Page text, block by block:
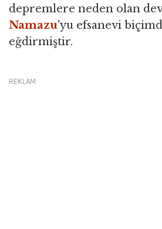
depremlere neden olan dev
Namazu'yu efsanevi
eğdirmiştir.
REKLAM